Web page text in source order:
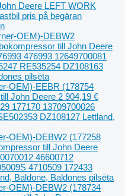
Deere LEFT WORK
pris på begäran
OEM)-DEBW2
till John Deere
476993 12649700081
RE535254 DZ108163
pilsēta
OEM)-EEBR (178754
John Deere 2 904,19 €
177170 13709700026
DZ108127 Lettland,
OEM)-DEBW2 (177258
till John Deere
46600712
4710509 172433
Baldone, Baldones pilsēta
OEM)-DEBW2 (178734